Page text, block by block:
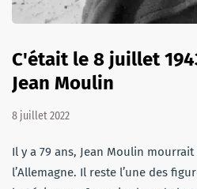
C'était le 8 juillet
Jean Moulin
8 juillet 2022
Il y a 79 ans, Jean Moulin
l’Allemagne. Il reste l’une des